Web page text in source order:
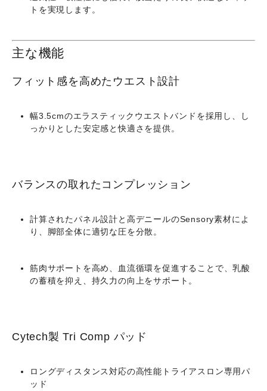
トを実現します。
主な機能
フィット感を高めたウエスト設計
幅3.5cmのエラスティックウエストバンドを採用し、し
っかりとした安定感と快適さを提供。
バランスの取れたコンプレッション
計算されたパネル設計と高デニールのSensory素材によ
り、脚部全体に適切な圧を分散。
筋肉サポートを高め、血流循環を促進することで、乳酸
の蓄積を抑え、持久力の向上をサポート。
Cytech製 Tri Comp パッド
ロングディスタンス対応の高性能トライアスロン専用パ
ッド